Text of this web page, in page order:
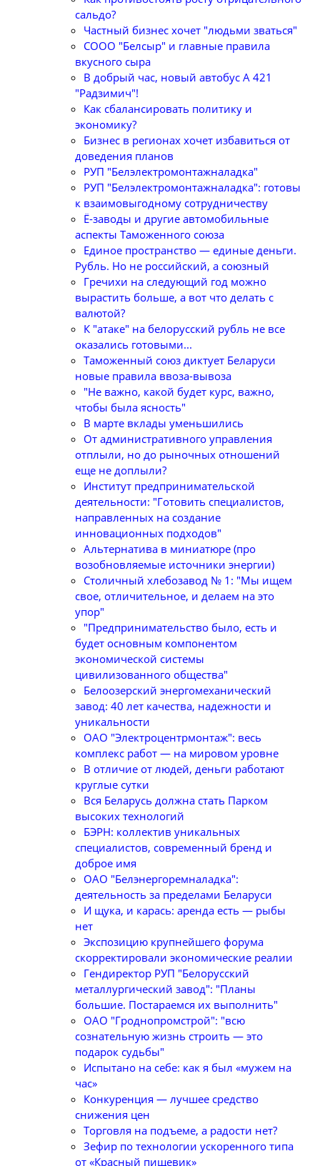
сальдо?
Частный бизнес хочет "людьми зваться"
СООО "Белсыр" и главные правила
вкусного сыра
В добрый час, новый автобус А 421
"Радзимич"!
Как сбалансировать политику и
экономику?
Бизнес в регионах хочет избавиться от
доведения планов
РУП "Белэлектромонтажналадка"
РУП "Белэлектромонтажналадка": готовы
к взаимовыгодному сотрудничеству
Ё-заводы и другие автомобильные
аспекты Таможенного союза
Единое пространство — единые деньги.
Рубль. Но не российский, а союзный
Гречихи на следующий год можно
вырастить больше, а вот что делать с
валютой?
К "атаке" на белорусский рубль не все
оказались готовыми...
Таможенный союз диктует Беларуси
новые правила ввоза-вывоза
"Не важно, какой будет курс, важно,
чтобы была ясность"
В марте вклады уменьшились
От административного управления
отплыли, но до рыночных отношений
еще не доплыли?
Институт предпринимательской
деятельности: "Готовить специалистов,
направленных на создание
инновационных подходов"
Альтернатива в миниатюре (про
возобновляемые источники энергии)
Столичный хлебозавод № 1: "Мы ищем
свое, отличительное, и делаем на это
упор"
"Предпринимательство было, есть и
будет основным компонентом
экономической системы
цивилизованного общества"
Белоозерский энергомеханический
завод: 40 лет качества, надежности и
уникальности
ОАО "Электроцентрмонтаж": весь
комплекс работ — на мировом уровне
В отличие от людей, деньги работают
круглые сутки
Вся Беларусь должна стать Парком
высоких технологий
БЭРН: коллектив уникальных
специалистов, современный бренд и
доброе имя
ОАО "Белэнергоремналадка":
деятельность за пределами Беларуси
И щука, и карась: аренда есть — рыбы
нет
Экспозицию крупнейшего форума
скорректировали экономические реалии
Гендиректор РУП "Белорусский
металлургический завод": "Планы
большие. Постараемся их выполнить"
ОАО "Гроднопромстрой": "всю
сознательную жизнь строить — это
подарок судьбы"
Испытано на себе: как я был «мужем на
час»
Конкуренция — лучшее средство
снижения цен
Торговля на подъеме, а радости нет?
Зефир по технологии ускоренного типа
от «Красный пищевик»